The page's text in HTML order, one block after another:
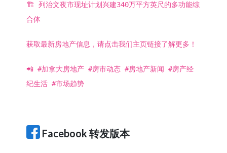
🏗️ 列治文夜市现址计划兴建340万平方英尺的多功能综
合体
获取最新房地产信息，请点击我们主页链接了解更多！
📲 #加拿大房地产 #房市动态 #房地产新闻 #房产经
纪生活 #市场趋势
Facebook 转发版本